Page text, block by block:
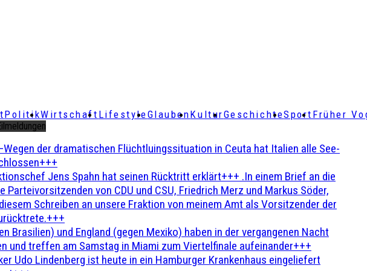
PolitikWirtschaft LifestyleGlaubenKulturGeschichteSport Früher
der dramatischen Flüchtluingssituation in Ceuta hat Italien alle See-
Jens Spahn hat seinen Rücktritt erklärt+++ .In einem Brief an die
Parteivorsitzenden von CDU und CSU, Friedrich Merz und Markus Söder,
Schreiben an unsere Fraktion von meinem Amt als Vorsitzender der
Brasilien) und England (gegen Mexiko) haben in der vergangenen Nacht
und treffen am Samstag in Miami zum Viertelfinale aufeinander+++
Udo Lindenberg ist heute in ein Hamburger Krankenhaus eingeliefert